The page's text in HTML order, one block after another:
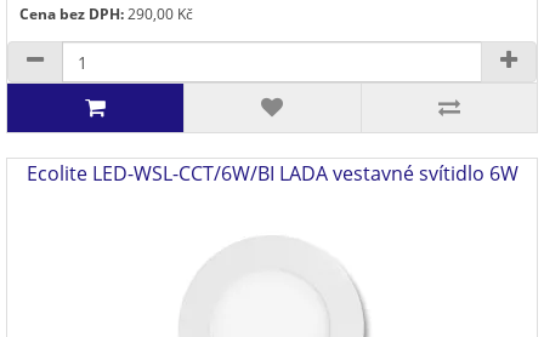
Cena bez DPH:290,00 Kč
Ecolite LED-WSL-CCT/6W/BI LADA vestavné svítidlo 6W